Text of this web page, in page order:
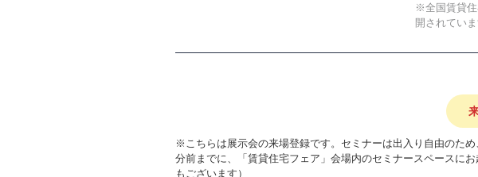
※全国賃貸住
開されていま
※こちらは展示会の来場登録です。セミナーは出入り自由のた
分前までに、「賃貸住宅フェア」会場内のセミナースペースに
もございます）